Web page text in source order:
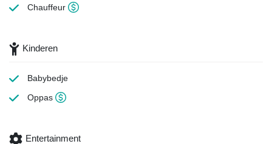
Chauffeur
Kinderen
Babybedje
Oppas
Entertainment